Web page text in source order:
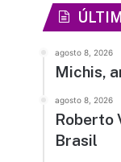
agosto 8, 2026
Michis,
agosto 8, 2026
Roberto
Brasil